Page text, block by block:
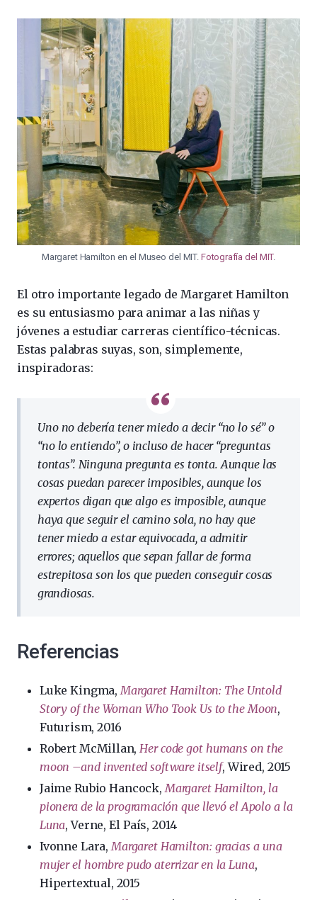
Margaret Hamilton en el Museo del MIT. Fotografía del MIT.
El otro importante legado de Margaret Hamilton
es su entusiasmo para animar a las niñas y
jóvenes a estudiar carreras científico-técnicas.
Estas palabras suyas, son, simplemente,
inspiradoras:
Uno no debería tener miedo a decir “no lo sé” o
“no lo entiendo”, o incluso de hacer “preguntas
tontas”. Ninguna pregunta es tonta. Aunque las
cosas puedan parecer imposibles, aunque los
expertos digan que algo es imposible, aunque
haya que seguir el camino sola, no hay que
tener miedo a estar equivocada, a admitir
errores; aquellos que sepan fallar de forma
estrepitosa son los que pueden conseguir cosas
grandiosas.
Referencias
Luke Kingma,Margaret Hamilton: The Untold
Story of the Woman Who Took Us to the Moon,
Futurism, 2016
Robert McMillan,Her code got humans on the
moon –and invented software itself, Wired, 2015
Jaime Rubio Hancock,Margaret Hamilton, la
pionera de la programación que llevó el Apolo a la
Luna, Verne, El País, 2014
Ivonne Lara,Margaret Hamilton: gracias a una
mujer el hombre pudo aterrizar en la Luna,
Hipertextual, 2015